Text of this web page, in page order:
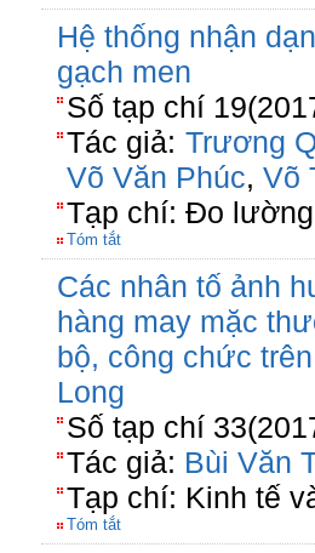
Hệ thống nhận
gạch men
Số tạp chí
Tác giả: Trương
Võ Văn Phúc, Võ
Tạp chí: Đo
Tóm tắt
Các nhân tố ảnh
hàng may mặc
bộ, công chức
Long
Số tạp chí
Tác giả: Bùi Văn
Tạp chí: Kinh tế
Tóm tắt